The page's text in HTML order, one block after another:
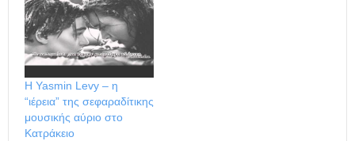
Η Yasmin Levy – η
“ιέρεια” της σεφαραδίτικης
μουσικής αύριο στο
Κατράκειο